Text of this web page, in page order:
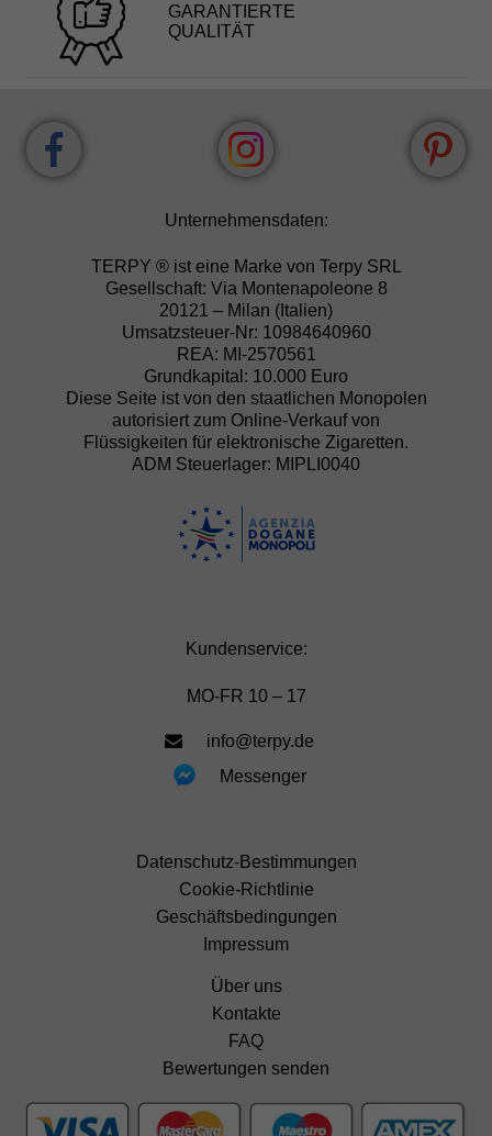
GARANTIERTE
QUALITÄT
Unternehmensdaten:
TERPY ® ist eine Marke von Terpy SRL
Gesellschaft: Via Montenapoleone 8
20121 – Milan (Italien)
Umsatzsteuer-Nr: 10984640960
REA: MI-2570561
Grundkapital: 10.000 Euro
Diese Seite ist von den staatlichen Monopolen
autorisiert zum Online-Verkauf von
Flüssigkeiten für elektronische Zigaretten.
ADM Steuerlager: MIPLI0040
Kundenservice:
MO-FR 10 – 17
info@terpy.de
Messenger
Datenschutz-Bestimmungen
Cookie-Richtlinie
Geschäftsbedingungen
Impressum
Über uns
Kontakte
FAQ
Bewertungen senden